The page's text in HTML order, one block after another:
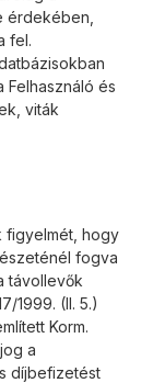
érdekében,
fel.
Felhasználó és
viták
figyelmét, hogy
fogva
távollevők
1999. (II. 5.)
Korm.
a
díjbefizetést